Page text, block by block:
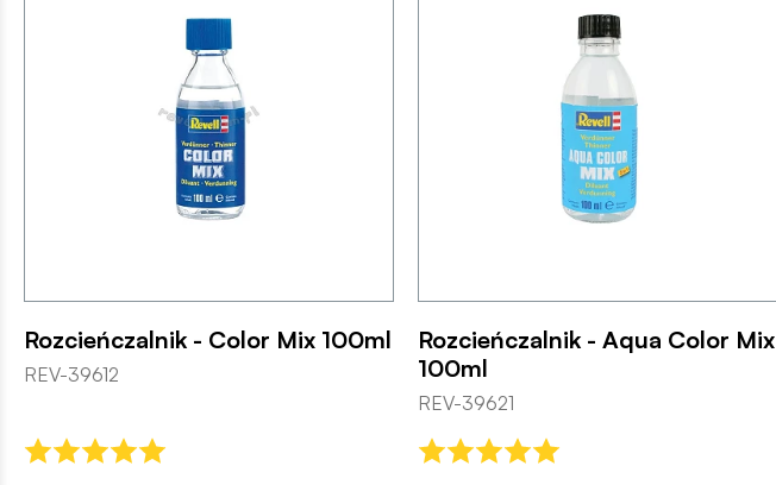
Rozcieńczalnik - Color Mix 100ml
REV-39612
Rozcieńczalnik - Aqua Color Mix
100ml
REV-39621